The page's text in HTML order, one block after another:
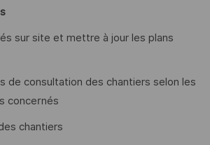
sur site et mettre à jour les plans
de consultation des chantiers selon les
concernés
chantiers